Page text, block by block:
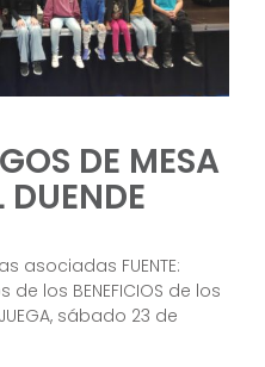
DE MESA
DUENDE
asociadas FUENTE:
de los BENEFICIOS de los
JUEGA, sábado 23 de